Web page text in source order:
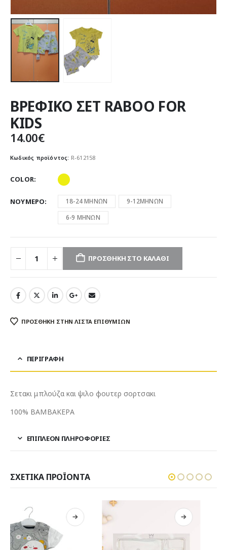
ΒΡΕΦΙΚΟ ΣΕΤ RABOO FOR
KIDS
14.00€
Κωδικός προϊόντος: R-612158
COLOR
ΝΟΥΜΕΡΟ 18-24 ΜΗΝΩΝ
9-12ΜΗΝΩΝ
6-9 ΜΗΝΩΝ
ΠΡΟΣΘΉΚΗ ΣΤΟ ΚΑΛΆΘΙ
ΠΡΌΣΘΉΚΗ ΣΤΗΝ ΛΊΣΤΑ ΕΠΙΘΥΜΙΏΝ
ΠΕΡΙΓΡΑΦΉ
Σετακι μπλούζα και ψιλο φουτερ σορτσακι
100% ΒΑΜΒΑΚΕΡΑ
ΕΠΙΠΛΈΟΝ ΠΛΗΡΟΦΟΡΊΕΣ
ΣΧΕΤΙΚΆ ΠΡΟΪΌΝΤΑ